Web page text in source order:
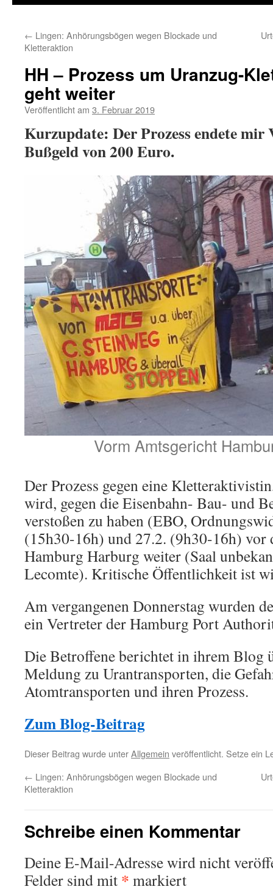
← Lingen: Anhörungsbögen wegen Blockade und
Kletteraktion
HH – Prozess um Uranzug-
geht weiter
Veröffentlicht am 3. Februar 2019
Kurzupdate: Der Prozess endete mir
Bußgeld von 200 Euro.
Vorm Amtsgericht
Der Prozess gegen eine
wird, gegen die Eisenbahn- Bau- und
verstoßen zu haben (EBO,
(15h30-16h) und 27.2. (9h30-16h) vor
Hamburg Harburg weiter (Saal
Lecomte). Kritische Öffentlichkeit ist
Am vergangenen Donnerstag wurden
ein Vertreter der Hamburg Port
Die Betroffene berichtet in ihrem Blog
Meldung zu Urantransporten, die
Atomtransporten und ihren Prozess.
Zum Blog-Beitrag
Dieser Beitrag wurde unterAllgemein veröffentlicht. Setze ein
← Lingen: Anhörungsbögen wegen Blockade und
Kletteraktion
Schreibe einen Kommentar
Deine E-Mail-Adresse wird nicht
Felder sind mit * markiert